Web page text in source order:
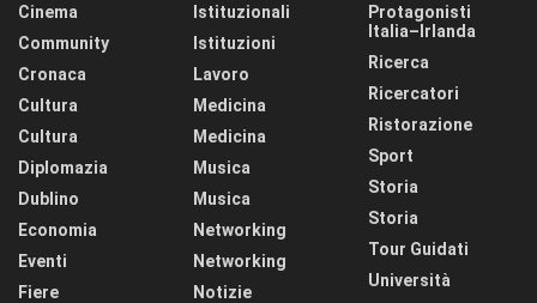
Cinema
Community
Cronaca
Cultura
Cultura
Diplomazia
Dublino
Economia
Eventi
Fiere
Istituzionali
Istituzioni
Lavoro
Medicina
Medicina
Musica
Musica
Networking
Networking
Notizie
Protagonisti
Italia–Irlanda
Ricerca
Ricercatori
Ristorazione
Sport
Storia
Storia
Tour Guidati
Università